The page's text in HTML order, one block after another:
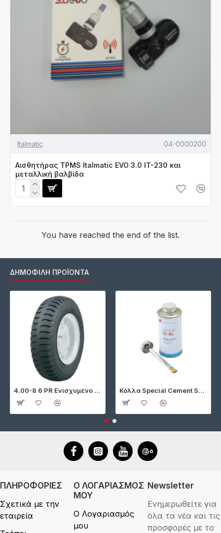
Italmatic 04-0000200
Αισθητήρας TPMS Italmatic EVO 3.0 IT-230 και
μεταλλική βαλβίδα
You have reached the end of the list.
ΔΗΜΟΦΙΛΉ ΠΡΟΪΌΝΤΑ
4.00-8 6 PR Ενισχυμένο Ελαστικό Ghauri Κόλλα Special Cement SC-BL 200gr Tip Top
ΠΛΗΡΟΦΟΡΙΕΣ
Σχετικά με την
εταιρεία
Ο ΛΟΓΑΡΙΑΣΜΟΣ
ΜΟΥ
Ο Λογαριασμός
μου
Newsletter
Ενημερωθείτε για
όλα τα νέα και τις
προσφορές με το